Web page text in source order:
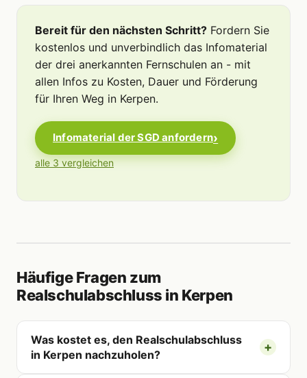
Bereit für den nächsten Schritt? Fordern Sie
kostenlos und unverbindlich das Infomaterial
der drei anerkannten Fernschulen an - mit
allen Infos zu Kosten, Dauer und Förderung
für Ihren Weg in Kerpen.
Infomaterial der SGD anfordern
alle 3 vergleichen
Häufige Fragen zum
Realschulabschluss in Kerpen
Was kostet es, den Realschulabschluss
in Kerpen nachzuholen?